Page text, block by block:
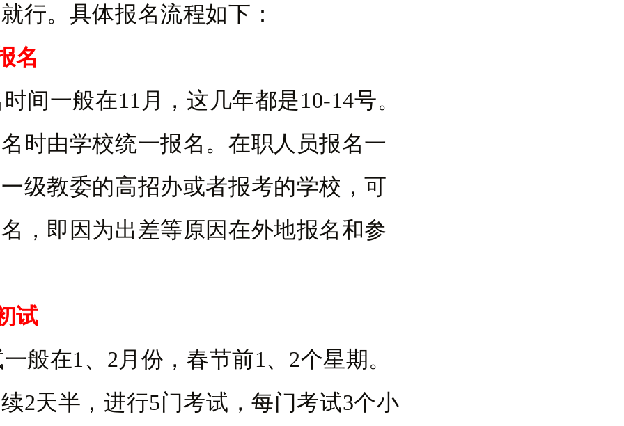
行。具体报名流程如下：
名
一般在11月，这几年都是10-14号。
时由学校统一报名。在职人员报名一
级教委的高招办或者报考的学校，可
，即因为出差等原因在外地报名和参
试
在1、2月份，春节前1、2个星期。
2天半，进行5门考试，每门考试3个小